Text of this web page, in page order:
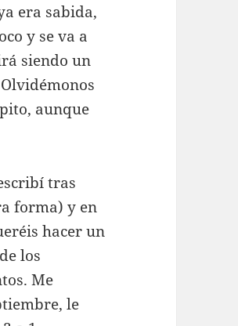
era sabida,
y se va a
siendo un
aunque
tras
forma) y en
hacer un
los
Me
le